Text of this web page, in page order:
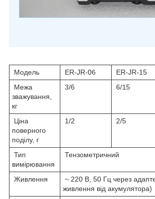
Модель ER-JR-06 ER-JR-15
Межа
зважування,
кг
3/6 6/15
Ціна
поверного
поділу, г
1/2 2/5
Тип
вимірювання
Тензометричний
Живлення
~ 220 В, 50 Гц через
живлення від акумулятора)